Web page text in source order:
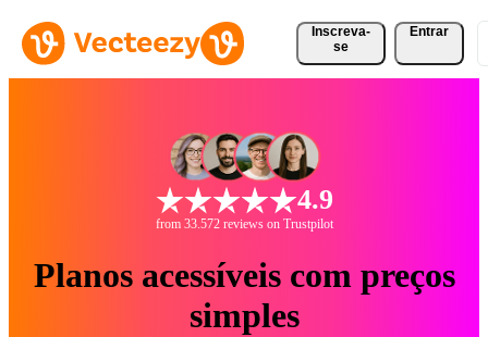
Inscreva-
se
Entrar
4.9
from 33.572 reviews on Trustpilot
Planos acessíveis com preços
simples